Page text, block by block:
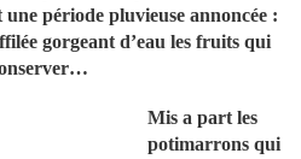
période pluvieuse annoncée :
gorgeant d’eau les fruits qui
Mis a part les
potimarrons qui